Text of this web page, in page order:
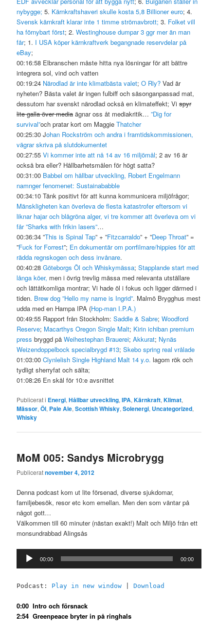
nybygge; 5. Kärnkraftshaveri skulle kosta 5,8 Billioner euro; 4.
Svensk kärnkraft klarar inte 1 timme strömavbrott; 3. Folket vill
ha förnybart först; 2.Westinghouse dumpar 3 ggr mer än man
får; 1. I USA köper kärnkraftverk begangnade reservdelar på
eBay;
00:16:58 Elbranschen måste hitta nya lösningar för att bättre
integrera sol, vind och vatten
00:19:24 Närodlad är inte klimatbästa valet;O Rly? Vad är
nyheten? Bästa valet är ingen fulbiff och säsonganpassad mat,
dessutom har svenskt närodlad också en klimateffekt; Vispyr
lite galla över media ägnar oss åt mediakritik…”Dig for
survival”och pratar kort om MaggieThatcher
00:25:30 Johan Rockström och andra i framtidskommissionen,
vägrar skriva på slutdokumentet
00:27:55Vi kommer inte att nå 14 av 16 miljömål; 2 av 16 är
också bra eller? Hållbarhetsmålen för högt satta?
00:31:00 Babbel om hållbar utveckling, Robert Engelmann
namnger fenomenet: Sustainababble
00:34:10 Tänk positivt för att kunna kommunicera miljöfrågor;
Mänskligheten kan överleva de flesta katastrofer eftersom vi
liknar hajar och blågröna alger, vi tre kommer att överleva om vi
får ”Sharks with frikin lasers”…
00:36:34 ”This is Spinal Tap” + ”Fitzcarraldo” + ”Deep Throat” =
”Fuck for Forrest”; En dokumentär om porrfilmare/hippies för att
rädda regnskogen och dess invånare.
00:40:28Göteborgs Öl och Whiskymässa; Stapplande start med
långa köer, men i övrig trevlig mässa med relevanta utställare
och lättåtkomliga montrar; Vi hade öl i fokus och ligger därmed i
tiden. Brew dog ”Hello my name is Ingrid”. Malmö Brygghus mest
udda med en Hampa IPA (Hop-man I.P.A.)
00:49:55 Rapport från Stockholm:Saddle & Sabre;Woodford
Reserve; Macarthys Oregon Single Malt; Kirin ichiban premium
press bryggd påWeihestephan Brauerei;Akkurat; Nynäs
Weizendoppelbock specialbrygd #13;Skebo spring real vrålade
01:03:00Clynlelish Single Highland Malt 14 y.o. lagom rök och
tydligt sherryfat och sälta;
01:08:26 En skål för 10:e avsnittet
Publicerat i Energi,Hållbar utveckling,IPA,Kärnkraft,Klimat,
Mässor,Öl, Pale Ale,Scottish Whisky,Solenergi, Uncategorized,
Whisky
MoM 005: Sandys Microbrygg
Publiceratnovember 4, 2012
Denna podcast kom ut lite försenad, diverse sjukdomar,
familjebesök, resor etc kom emellan. Men den som väntar på
något gott…
Välkommen till 60 minuter (nästan exakt!) Malt och Miljö från ett
monsundrabbad Alingsås
00:00 00:00
Podcast: Play in new window |Download
0:00 Intro och försnack
2:54 Greenpeace bryter in på ringhals